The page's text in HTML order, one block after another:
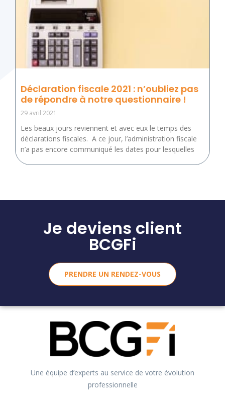
Déclaration fiscale 2021 : n’oubliez pas
de répondre à notre questionnaire !
29 avril 2021
Les beaux jours reviennent et avec eux le temps des
déclarations fiscales. A ce jour, l’administration fiscale
n’a pas encore communiqué les dates pour lesquelles
Je deviens client
BCGFi
PRENDRE UN RENDEZ-VOUS
Une équipe d’experts au service de votre évolution
professionnelle